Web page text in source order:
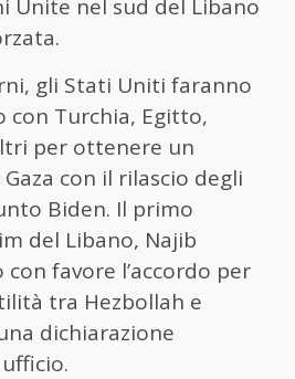
Unite nel sud del Libano
gli Stati Uniti faranno
Turchia, Egitto,
per ottenere un
con il rilascio degli
Biden. Il primo
del Libano, Najib
favore l’accordo per
tra Hezbollah e
dichiarazione